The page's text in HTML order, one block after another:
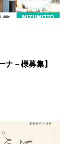
－様募集】